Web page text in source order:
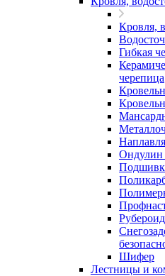
Кровля,
Гибкая
черепица
Ондулин
Рубероид
Шифер
Лестницы и